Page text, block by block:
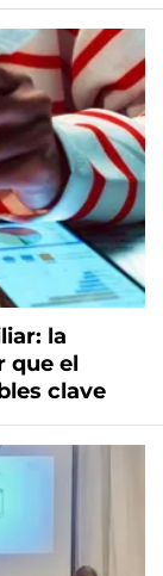
la
que el
clave